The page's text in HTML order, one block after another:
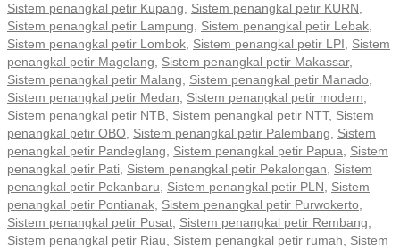
Sistem penangkal petir Kupang, Sistem penangkal petir KURN,
Sistem penangkal petir Lampung, Sistem penangkal petir Lebak,
Sistem penangkal petir Lombok, Sistem penangkal petir LPI, Sistem
penangkal petir Magelang, Sistem penangkal petir Makassar,
Sistem penangkal petir Malang, Sistem penangkal petir Manado,
Sistem penangkal petir Medan, Sistem penangkal petir modern,
Sistem penangkal petir NTB, Sistem penangkal petir NTT, Sistem
penangkal petir OBO, Sistem penangkal petir Palembang, Sistem
penangkal petir Pandeglang, Sistem penangkal petir Papua, Sistem
penangkal petir Pati, Sistem penangkal petir Pekalongan, Sistem
penangkal petir Pekanbaru, Sistem penangkal petir PLN, Sistem
penangkal petir Pontianak, Sistem penangkal petir Purwokerto,
Sistem penangkal petir Pusat, Sistem penangkal petir Rembang,
Sistem penangkal petir Riau, Sistem penangkal petir rumah, Sistem